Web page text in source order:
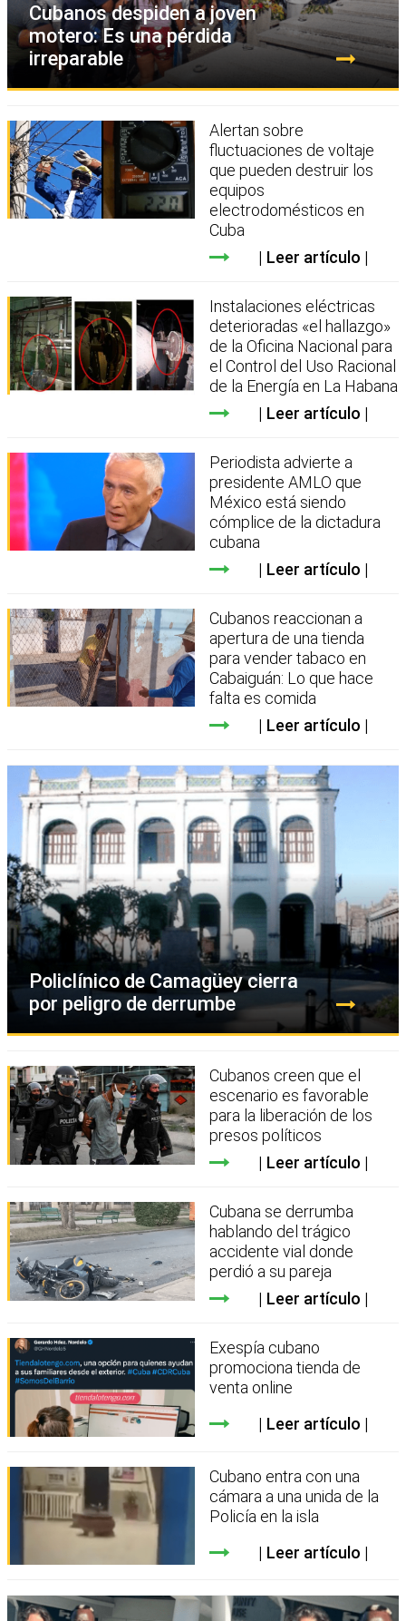
Cubanos despiden a joven
motero: Es una pérdida
irreparable
Alertan sobre
fluctuaciones de voltaje
que pueden destruir los
equipos
electrodomésticos en
Cuba
Leer artículo
Instalaciones eléctricas
deterioradas «el hallazgo»
de la Oficina Nacional para
el Control del Uso Racional
de la Energía en La Habana
Leer artículo
Periodista advierte a
presidente AMLO que
México está siendo
cómplice de la dictadura
cubana
Leer artículo
Cubanos reaccionan a
apertura de una tienda
para vender tabaco en
Cabaiguán: Lo que hace
falta es comida
Leer artículo
Policlínico de Camagüey cierra
por peligro de derrumbe
Cubanos creen que el
escenario es favorable
para la liberación de los
presos políticos
Leer artículo
Cubana se derrumba
hablando del trágico
accidente vial donde
perdió a su pareja
Leer artículo
Exespía cubano
promociona tienda de
venta online
Leer artículo
Cubano entra con una
cámara a una unida de la
Policía en la isla
Leer artículo